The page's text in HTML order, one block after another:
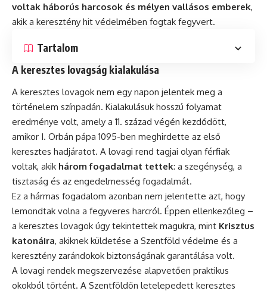
voltak háborús harcosok és mélyen vallásos emberek,
akik a keresztény hit védelmében fogtak fegyvert.
Tartalom
A keresztes lovagság kialakulása
A keresztes lovagok nem egy napon jelentek meg a
történelem színpadán. Kialakulásuk hosszú folyamat
eredménye volt, amely a 11. század végén kezdődött,
amikor I. Orbán pápa 1095-ben meghirdette az első
keresztes hadjáratot. A lovagi rend tagjai olyan férfiak
voltak, akik három fogadalmat tettek: a szegénység, a
tisztaság és az engedelmesség fogadalmát.
Ez a hármas fogadalom azonban nem jelentette azt, hogy
lemondtak volna a fegyveres harcról. Éppen ellenkezőleg –
a keresztes lovagok úgy tekintettek magukra, mint Krisztus
katonáira, akiknek küldetése a Szentföld védelme és a
keresztény zarándokok biztonságának garantálása volt.
A lovagi rendek megszervezése alapvetően praktikus
okokból történt. A Szentföldön letelepedett keresztes